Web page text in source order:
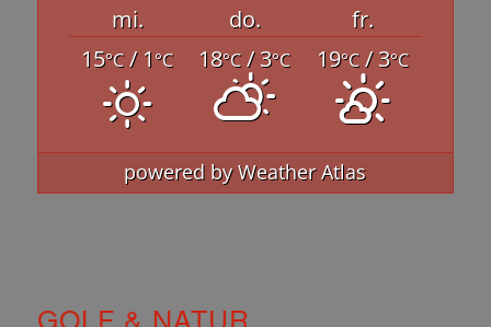
mi. do.
fr.
15°C/ 1°C 18°C/ 3°C 19°C/ 3°C
powered byWeather Atlas
GOLF & NATUR